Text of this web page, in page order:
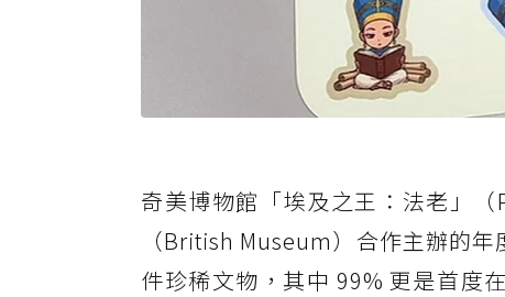
奇美博物館「埃及之王：法老」
（British Museum）合作主辦的
件珍稀文物，其中 99% 更是首度